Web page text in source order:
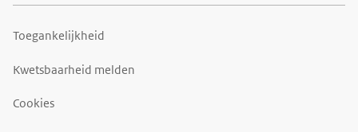
Toegankelijkheid
Kwetsbaarheid melden
Cookies